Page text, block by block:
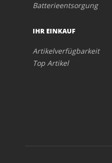
Batterieentsorgung
IHR EINKAUF
Artikelverfügbarkeit
Top Artikel